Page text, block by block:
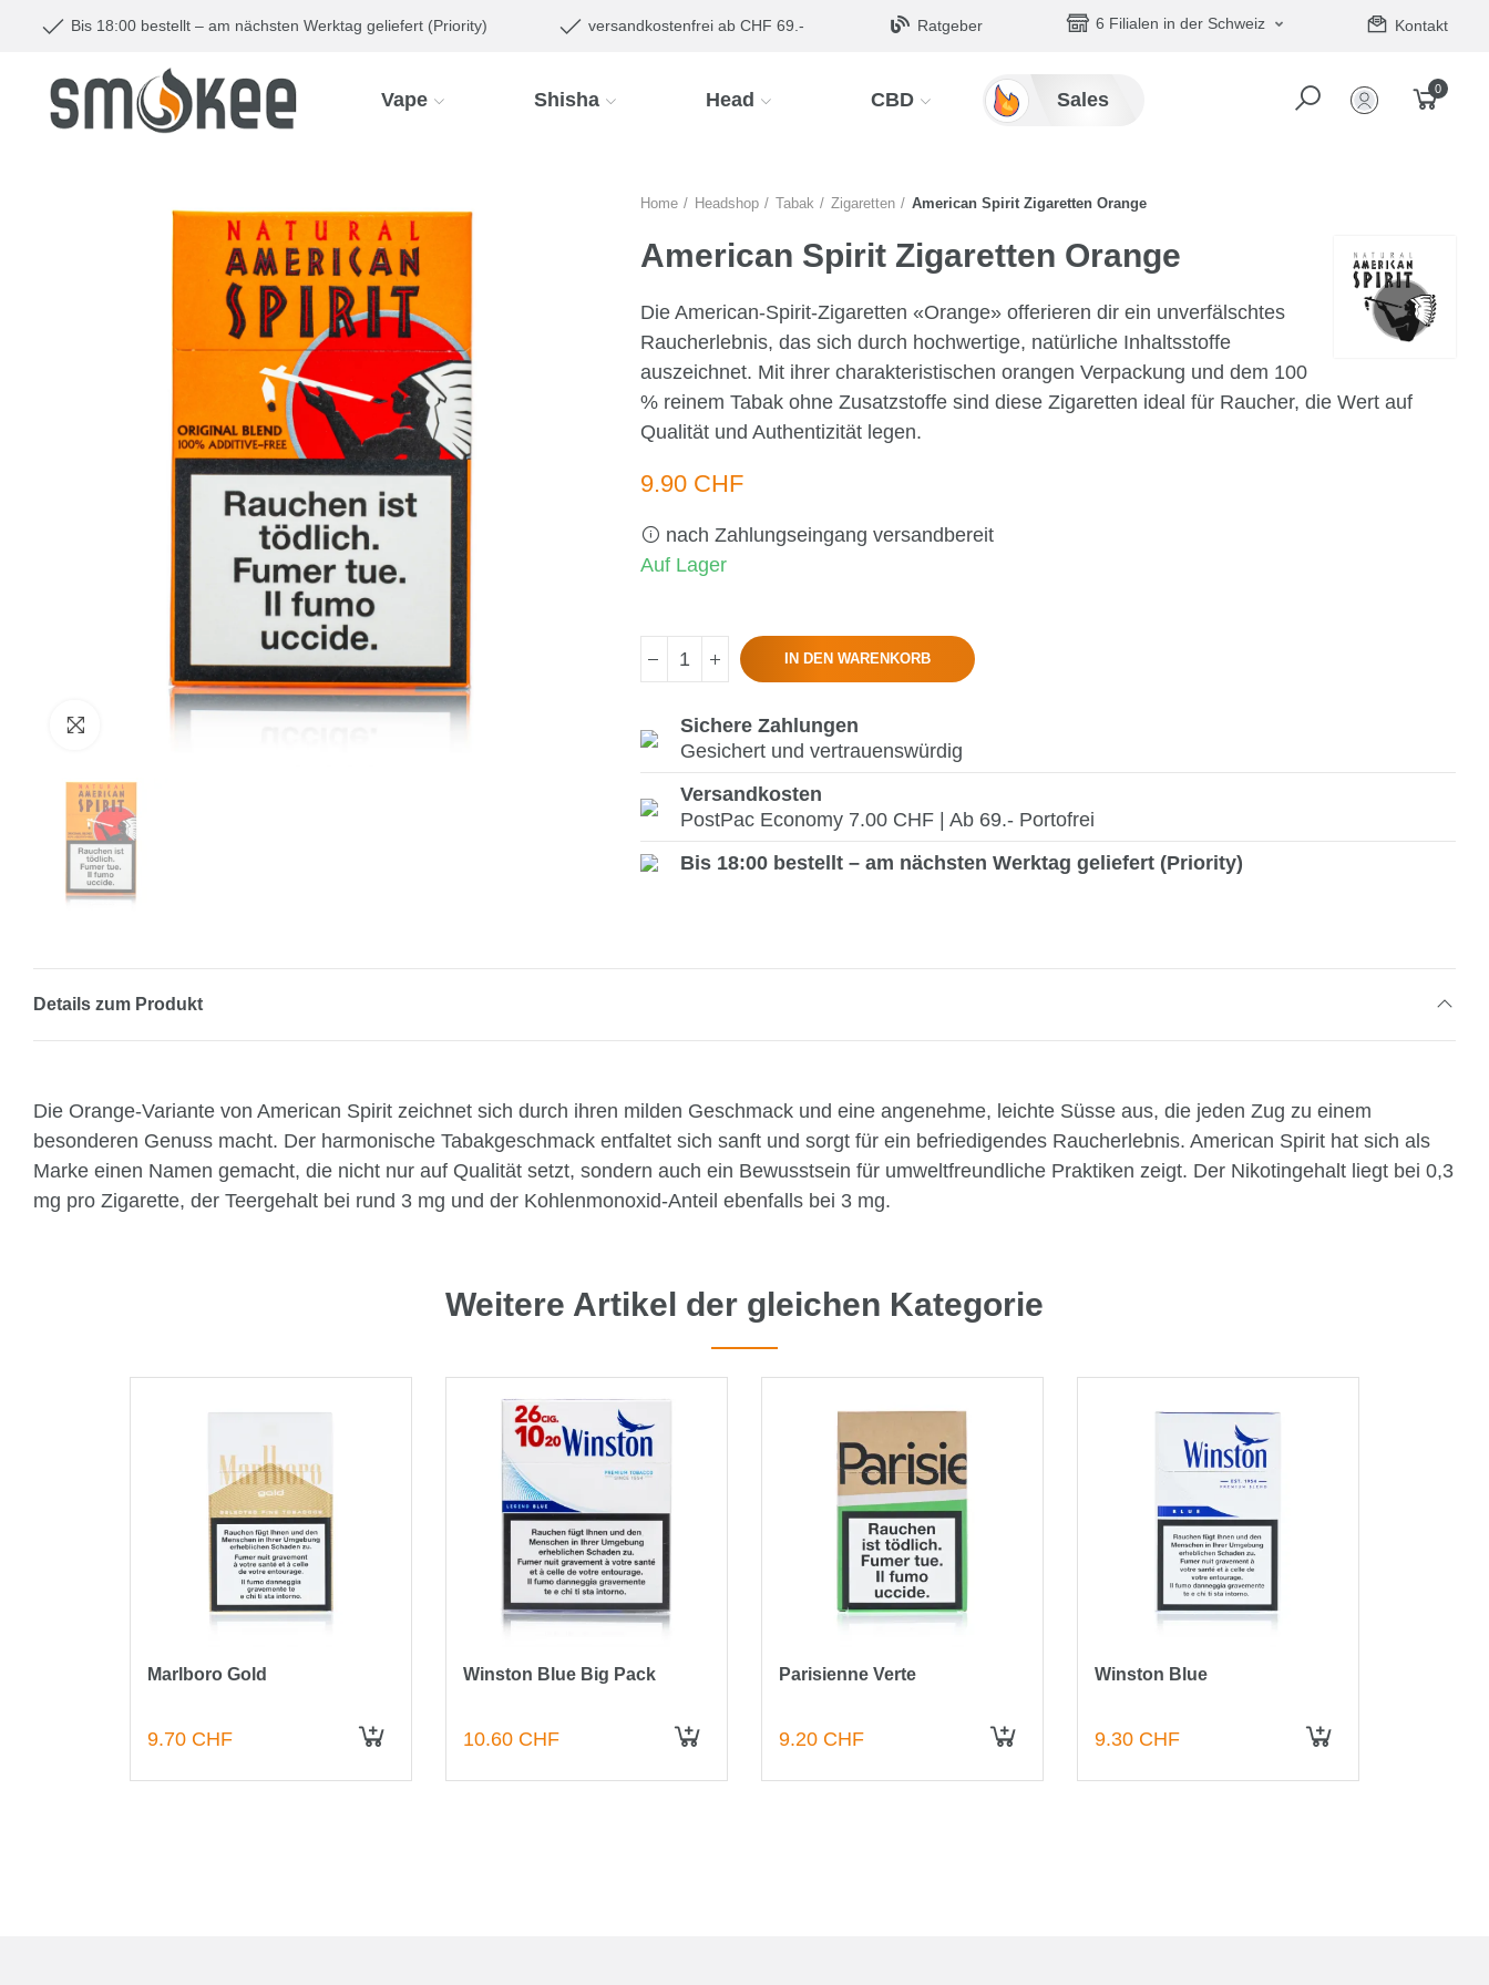
Bis 18:00 bestellt – am nächsten Werktag geliefert (Priority) versandkostenfrei ab CHF 69.- Ratgeber 6 Filialen in der Schweiz Kontakt
Vape Shisha Head CBD Sales
0
Zum Vergrössern anklicken
Home Headshop Tabak Zigaretten American Spirit Zigaretten Orange
American Spirit Zigaretten Orange
Die American-Spirit-Zigaretten «Orange» offerieren dir ein unverfälschtes
Raucherlebnis, das sich durch hochwertige, natürliche Inhaltsstoffe
auszeichnet. Mit ihrer charakteristischen orangen Verpackung und dem 100
% reinem Tabak ohne Zusatzstoffe sind diese Zigaretten ideal für Raucher, die Wert auf
Qualität und Authentizität legen.
9.90 CHF
nach Zahlungseingang versandbereit
Auf Lager
IN DEN WARENKORB
Sichere Zahlungen
Gesichert und vertrauenswürdig
Versandkosten
PostPac Economy 7.00 CHF | Ab 69.- Portofrei
Bis 18:00 bestellt – am nächsten Werktag geliefert (Priority)
Details zum Produkt
Die Orange-Variante von American Spirit zeichnet sich durch ihren milden Geschmack und eine angenehme, leichte Süsse aus, die jeden Zug zu einem
besonderen Genuss macht. Der harmonische Tabakgeschmack entfaltet sich sanft und sorgt für ein befriedigendes Raucherlebnis. American Spirit hat sich als
Marke einen Namen gemacht, die nicht nur auf Qualität setzt, sondern auch ein Bewusstsein für umweltfreundliche Praktiken zeigt. Der Nikotingehalt liegt bei 0,3
mg pro Zigarette, der Teergehalt bei rund 3 mg und der Kohlenmonoxid-Anteil ebenfalls bei 3 mg.
Weitere Artikel der gleichen Kategorie
Marlboro Gold
9.70 CHF
Winston Blue Big Pack
10.60 CHF
Parisienne Verte
9.20 CHF
Winston Blue
9.30 CHF